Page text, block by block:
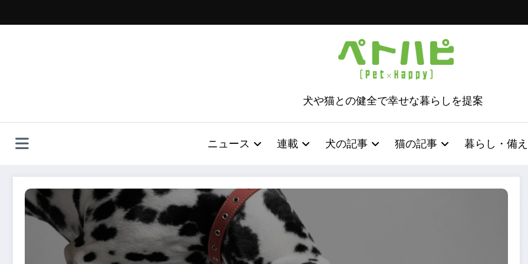
ッ
犬や猫との健全で幸せな暮らしを提案
ニュース 連載 犬の記事 猫の記事 暮らし・備え